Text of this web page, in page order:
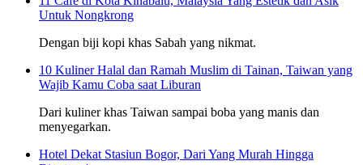
Untuk Nongkrong
Dengan biji kopi khas Sabah yang nikmat.
10 Kuliner Halal dan Ramah Muslim di Tainan, Taiwan yang
Wajib Kamu Coba saat Liburan
Dari kuliner khas Taiwan sampai boba yang manis dan
menyegarkan.
Hotel Dekat Stasiun Bogor, Dari Yang Murah Hingga